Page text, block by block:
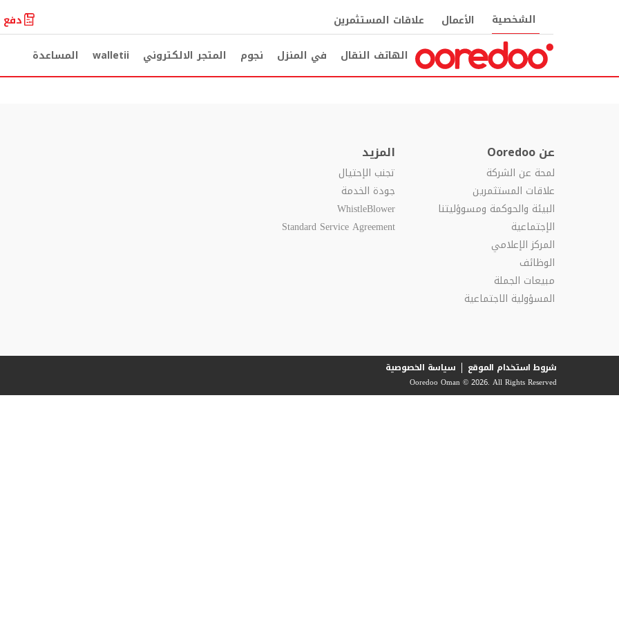
الشخصية الأعمال علاقات المستثمرين دفع
الهاتف النقال في المنزل نجوم المتجر الالكتروني walletii المساعدة
عن Ooredoo
لمحة عن الشركة
علاقات المستثمرين
البيئة والحوكمة ومسوؤليتنا
الإجتماعية
المركز الإعلامي
الوظائف
مبيعات الجملة
المسؤولية الاجتماعية
المزيد
تجنب الإحتيال
جودة الخدمة
WhistleBlower
Standard Service Agreement
شروط استخدام الموقع سياسة الخصوصية
Ooredoo Oman © 2026. All Rights Reserved